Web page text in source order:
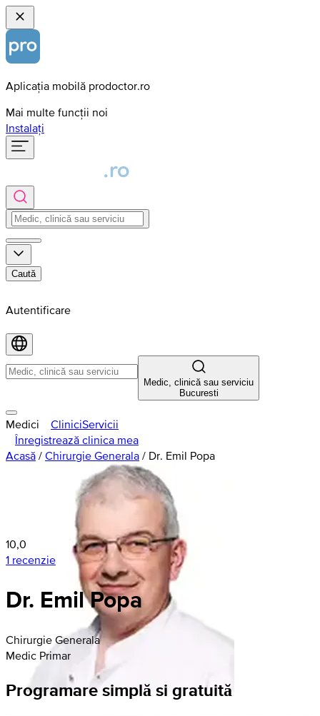
Aplicația mobilă prodoctor.ro
Mai multe funcții noi
Instalați
Caută
Autentificare
Medic, clinică sau serviciu
Bucuresti
Medici CliniciServicii
Înregistrează clinica mea
Acasă / Chirurgie Generala / Dr. Emil Popa
10,0
1 recenzie
Dr. Emil Popa
Chirurgie Generala
Medic Primar
Programare simplă si gratuită